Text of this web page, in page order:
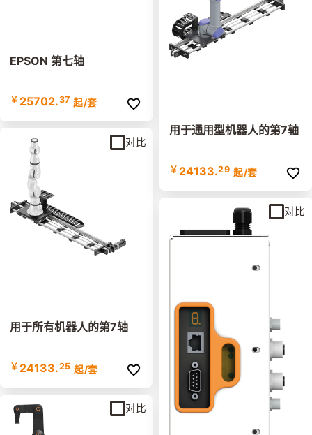
EPSON 第七轴
￥ 25702.37 起/套
用于所有机器人的第7轴
￥ 24133.25 起/套
对比
对比
用于通用型机器人的第7轴
￥ 24133.29 起/套
对比